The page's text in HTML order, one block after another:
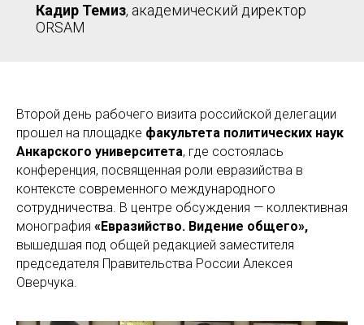
Кадир Темиз, академический директор
ORSAM
Второй день рабочего визита российской делегации
прошел на площадке факультета политических наук
Анкарского университета, где состоялась
конференция, посвященная роли евразийства в
контексте современного международного
сотрудничества. В центре обсуждения — коллективная
монография «Евразийство. Видение общего»,
вышедшая под общей редакцией заместителя
председателя Правительства России Алексея
Оверчука.